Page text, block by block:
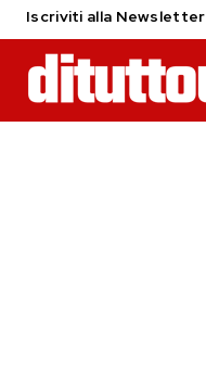
Iscriviti alla Newsletter